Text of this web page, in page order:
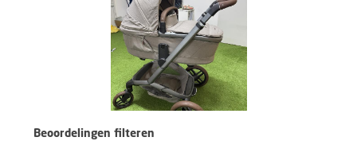
Beoordelingen filteren